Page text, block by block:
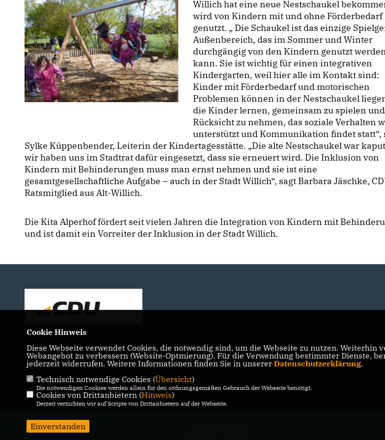
Willich hat eine neue Nestschaukel
wird von Kindern mit und ohne Förderbedarf
genutzt. „ Die Schaukel ist das einzige
Außenbereich, das im Sommer und Winter
durchgängig von den Kindern genutzt
kann. Sie ist wichtig für einen integrativen
Kindergarten, weil hier alle im Kontakt sind:
Kinder mit Förderbedarf und motorischen
Problemen können in der Nestschaukel
die Kinder lernen, gemeinsam zu spielen und
Rücksicht zu nehmen, das soziale Verhalten
unterstützt und Kommunikation findet statt“,
Sylke Küppenbender, Leiterin der Kindertagesstätte. „Die alte Nestschaukel war
wir haben uns im Stadtrat dafür eingesetzt, dass sie erneuert wird. Die Inklusion von
Kindern mit Behinderungen muss man ernst nehmen und sie ist eine
gesamtgesellschaftliche Aufgabe – auch in der Stadt Willich“, sagt Barbara Jäschke,
Ratsmitglied aus Alt-Willich.
Die Kita Alperhof fördert seit vielen Jahren die Integration von Kindern mit
und ist damit ein Vorreiter der Inklusion in der Stadt Willich.
IMPRESSUM DATENSCHUTZ KONTAKT
Cookie Hinweis
Diese Webseite verwendet Cookies, die notwendig sind, um die Webseite zu nutzen.
Webangebot zu verbessern (Website-Optmierung). Für die Verwendung bestimmter Dienste,
jederzeit widerrufen. Weitere Informationen finden Sie in unserer Datenschutzerklärung.
Technisch notwendige Cookies (Übersicht)
Die notwendigen Cookies werden allein für den ordnungsgemäßen Gebrauch der Webseite benötigt.
Cookies von Drittanbietern (Hinweis)
Derzeit verzichten wir auf Scripte von Drittanbietern auf der Webseite.
Einverstanden